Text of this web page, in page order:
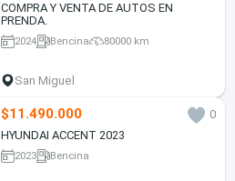
COMPRA Y VENTA DE AUTOS EN
PRENDA.
2024 Bencina 80000 km
San Miguel
$11.490.000
0
HYUNDAI ACCENT 2023
2023 Bencina